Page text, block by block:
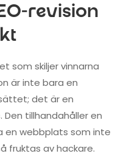
revision
som skiljer vinnarna
är inte bara en
det är en
tillhandahåller en
webbplats som inte
fruktas av hackare.